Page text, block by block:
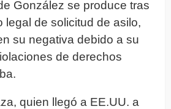
González se produce tras
legal de solicitud de asilo,
su negativa debido a su
de derechos
quien llegó a EE.UU. a